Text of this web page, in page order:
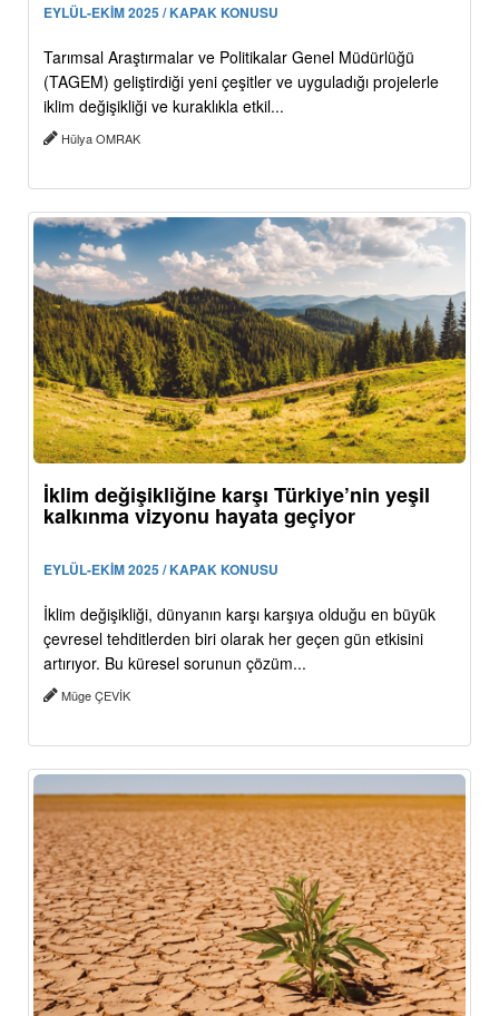
EYLÜL-EKİM 2025 / KAPAK KONUSU
Tarımsal Araştırmalar ve Politikalar Genel Müdürlüğü
(TAGEM) geliştirdiği yeni çeşitler ve uyguladığı projelerle
iklim değişikliği ve kuraklıkla etkil...
Hülya OMRAK
İklim değişikliğine karşı Türkiye’nin yeşil
kalkınma vizyonu hayata geçiyor
EYLÜL-EKİM 2025 / KAPAK KONUSU
İklim değişikliği, dünyanın karşı karşıya olduğu en büyük
çevresel tehditlerden biri olarak her geçen gün etkisini
artırıyor. Bu küresel sorunun çözüm...
Müge ÇEVİK